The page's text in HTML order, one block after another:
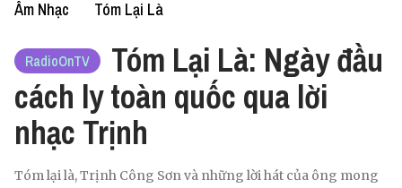
Âm Nhạc Tóm Lại Là
RadioOnTV
Tóm Lại Là: Ngày đầu
cách ly toàn quốc qua lời
nhạc Trịnh
Tóm lại là, Trịnh Công Sơn và những lời hát của ông mong